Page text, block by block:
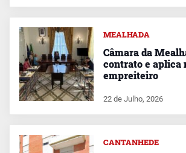
MEALHADA
Câmara da
contrato e aplica
empreiteiro
22 de Julho, 2026
CANTANHEDE